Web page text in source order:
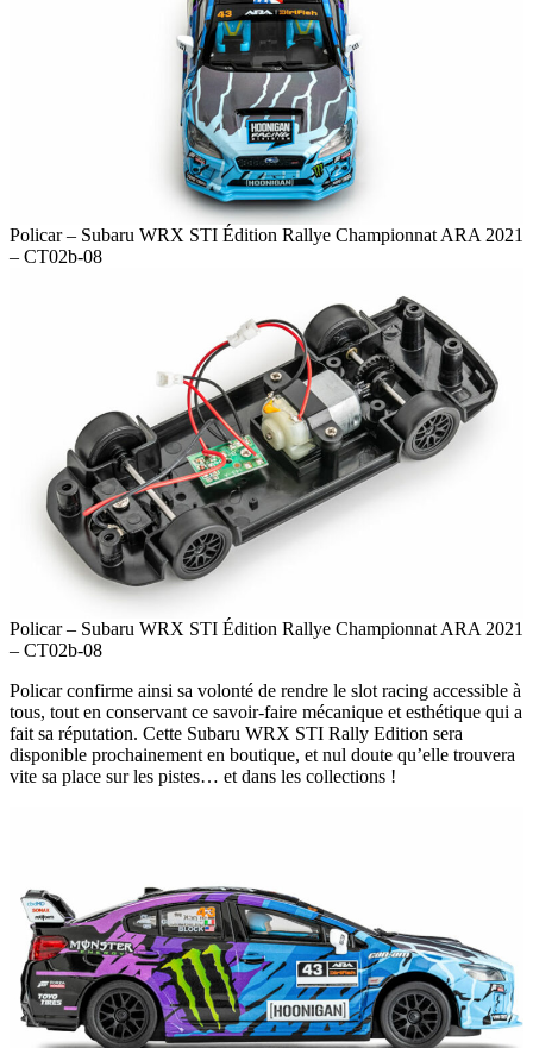
Policar – Subaru WRX STI Édition Rallye Championnat ARA 2021
– CT02b-08
Policar – Subaru WRX STI Édition Rallye Championnat ARA 2021
– CT02b-08
Policar confirme ainsi sa volonté de rendre le slot racing accessible à
tous, tout en conservant ce savoir-faire mécanique et esthétique qui a
fait sa réputation. Cette Subaru WRX STI Rally Edition sera
disponible prochainement en boutique, et nul doute qu’elle trouvera
vite sa place sur les pistes… et dans les collections !